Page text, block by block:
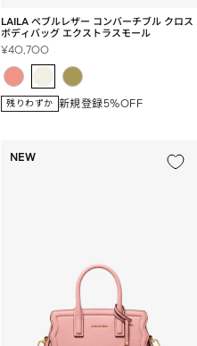
LAILA ぺブルレザー コンバーチブル クロス
ボディバッグ エクストラスモール
セ
ー
ル
価
格
¥40,700
残りわずか 新規登録5%OFF
NEW